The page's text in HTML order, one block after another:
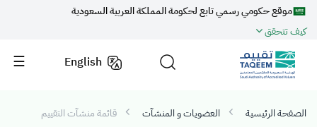
موقع حكومي رسمي تابع لحكومة المملكة العربية السعودية
كيف تتحقق
English
الصفحة الرئيسية العضويات و المنشآت قائمة منشآت التقييم